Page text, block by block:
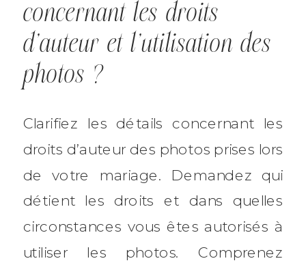
concernant les droits
d’auteur et l’utilisation des
photos ?
Clarifiez les détails concernant les
droits d’auteur des photos prises lors
de votre mariage. Demandez qui
détient les droits et dans quelles
circonstances vous êtes autorisés à
utiliser les photos. Comprenez